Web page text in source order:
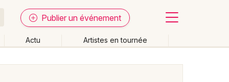
Publier un événement
Actu Artistes en tournée